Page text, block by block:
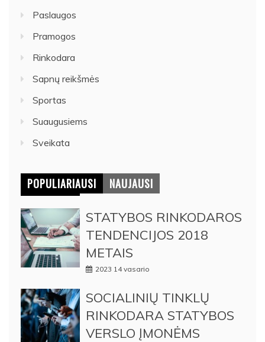
Paslaugos
Pramogos
Rinkodara
Sapnų reikšmės
Sportas
Suaugusiems
Sveikata
POPULIARIAUSI NAUJAUSI
STATYBOS RINKODAROS
TENDENCIJOS 2018
METAIS
2023 14 vasario
SOCIALINIŲ TINKLŲ
RINKODARA STATYBOS
VERSLO ĮMONĖMS